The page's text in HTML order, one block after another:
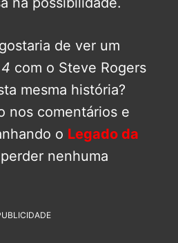
de ver um
com o Steve Rogers
mesma história?
nos comentários e
o Legado da
nenhuma